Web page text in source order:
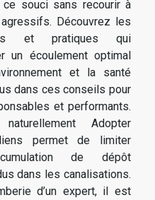
souci sans recourir à
Découvrez les
et pratiques qui
un écoulement optimal
et la santé
dans ces conseils pour
et performants.
Adopter
permet de limiter
de dépôt
dans les canalisations.
d’un expert, il est